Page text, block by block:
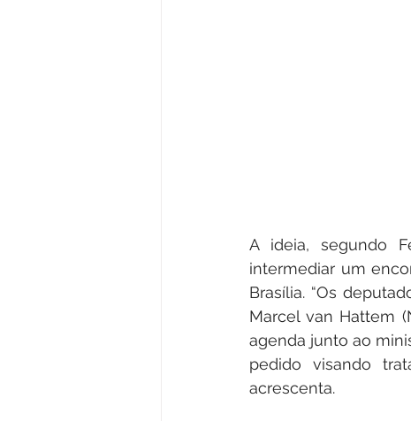
A ideia, segundo
intermediar um
Brasília. “Os
Marcel van Hattem
agenda junto ao
pedido visando
acrescenta.